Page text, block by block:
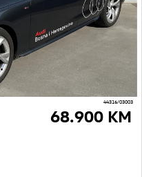
44316/03003
68.900 KM